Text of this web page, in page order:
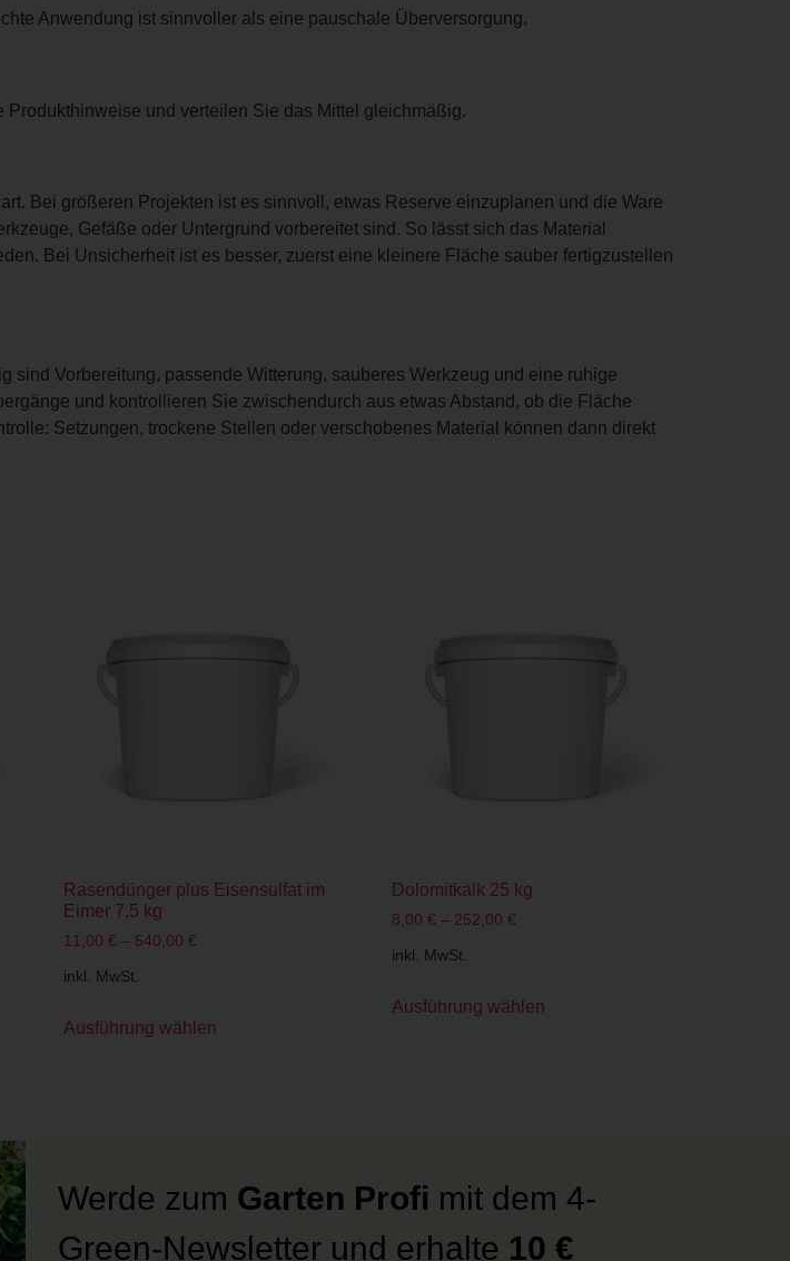
Anwendung ist sinnvoller als eine pauschale Überversorgung.
und verteilen Sie das Mittel gleichmäßig.
Bei größeren Projekten ist es sinnvoll, etwas Reserve einzuplanen und die Ware
Gefäße oder Untergrund vorbereitet sind. So lässt sich das Material
Bei Unsicherheit ist es besser, zuerst eine kleinere Fläche sauber fertigzustellen
sind Vorbereitung, passende Witterung, sauberes Werkzeug und eine ruhige
und kontrollieren Sie zwischendurch aus etwas Abstand, ob die Fläche
Setzungen, trockene Stellen oder verschobenes Material können dann direkt
Rasendünger plus Eisensulfat im
Eimer 7,5 kg
11,00€ – 540,00€
inkl. MwSt.
Ausführung wählen
Dolomitkalk 25 kg
8,00€ – 252,00€
inkl. MwSt.
Ausführung wählen
Werde zum Garten Profi mit dem 4-
Green-Newsletter und erhalte 10 €